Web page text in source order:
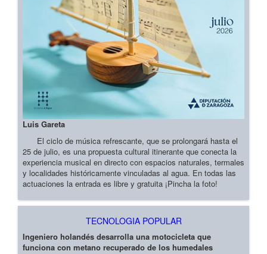
Luis Gareta
El ciclo de música refrescante, que se prolongará hasta el
25 de julio, es una propuesta cultural itinerante que conecta la
experiencia musical en directo con espacios naturales, termales
y localidades históricamente vinculadas al agua. En todas las
actuaciones la entrada es libre y gratuita ¡Pincha la foto!
TECNOLOGIA POPULAR
Ingeniero holandés desarrolla una motocicleta que
funciona con metano recuperado de los humedales